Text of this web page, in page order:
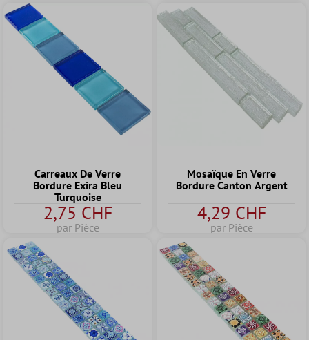
Carreaux De Verre
Bordure Exira Bleu
Turquoise
2,75 CHF
par Pièce
Mosaïque En Verre
Bordure Canton Argent
4,29 CHF
par Pièce